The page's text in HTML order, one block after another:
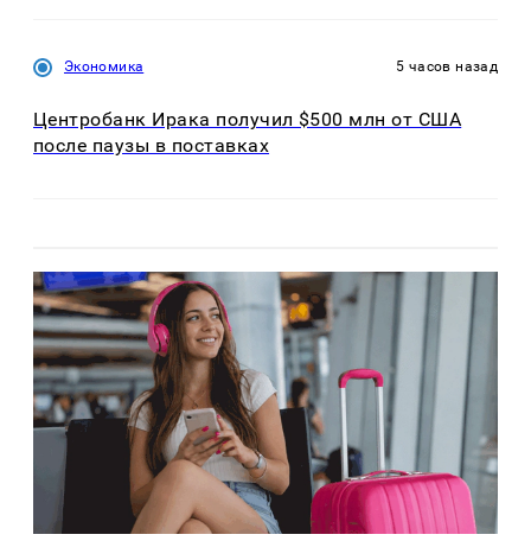
Экономика 5 часов назад
Центробанк Ирака получил $500 млн от США
после паузы в поставках